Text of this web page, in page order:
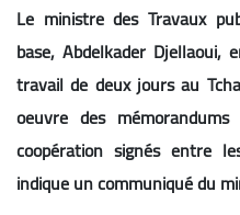
Le ministre des Travaux
base, Abdelkader Djellaoui,
travail de deux jours au
oeuvre des
coopération signés entre
indique un communiqué du